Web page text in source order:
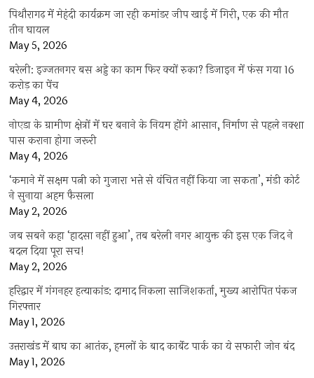
पिथौरागढ़ में मेहंदी कार्यक्रम जा रही कमांडर जीप खाई में गिरी, एक की मौत
तीन घायल
May 5, 2026
बरेली: इज्जतनगर बस अड्डे का काम फिर क्यों रुका? डिजाइन में फंस गया 16
करोड़ का पेंच
May 4, 2026
नोएडा के ग्रामीण क्षेत्रों में घर बनाने के नियम होंगे आसान, निर्माण से पहले नक्शा
पास कराना होगा जरूरी
May 4, 2026
‘कमाने में सक्षम पत्नी को गुजारा भत्ते से वंचित नहीं किया जा सकता’, मंडी कोर्ट
ने सुनाया अहम फैसला
May 2, 2026
जब सबने कहा ‘हादसा नहीं हुआ’, तब बरेली नगर आयुक्त की इस एक जिद ने
बदल दिया पूरा सच!
May 2, 2026
हरिद्वार में गंगनहर हत्याकांड: दामाद निकला साजिशकर्ता, मुख्य आरोपित पंकज
गिरफ्तार
May 1, 2026
उत्तराखंड में बाघ का आतंक, हमलों के बाद कार्बेट पार्क का ये सफारी जोन बंद
May 1, 2026